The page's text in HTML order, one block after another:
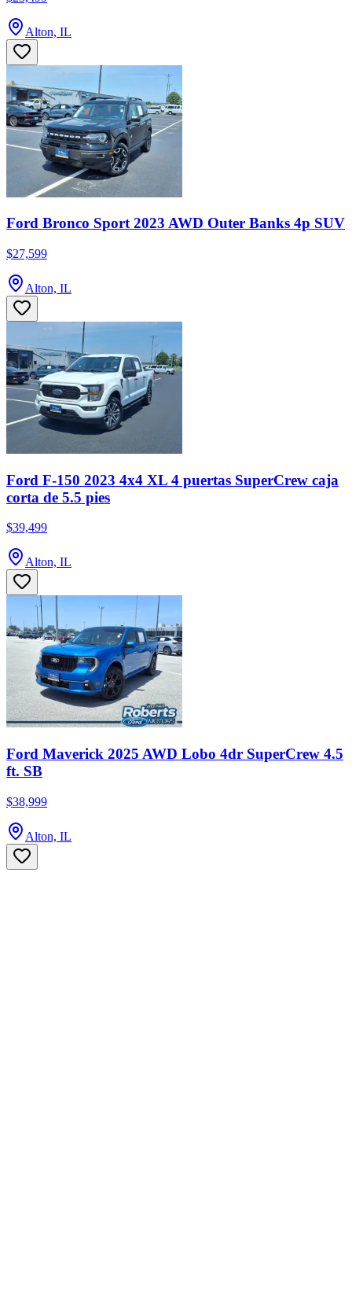
Alton, IL
Ford Bronco Sport 2023 AWD Outer Banks 4p SUV
$27,599
Alton, IL
Ford F-150 2023 4x4 XL 4 puertas SuperCrew caja
corta de 5.5 pies
$39,499
Alton, IL
Ford Maverick 2025 AWD Lobo 4dr SuperCrew 4.5
ft. SB
$38,999
Alton, IL